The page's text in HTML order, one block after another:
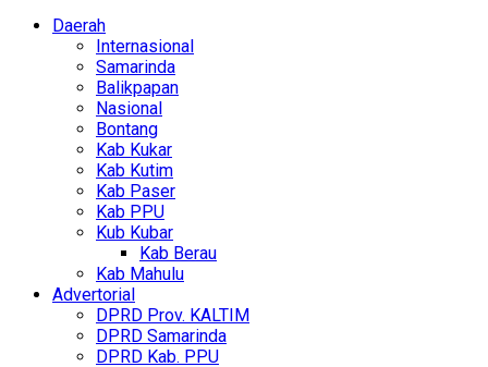
Daerah
Internasional
Samarinda
Balikpapan
Nasional
Bontang
Kab Kukar
Kab Kutim
Kab Paser
Kab PPU
Kub Kubar
Kab Berau
Kab Mahulu
Advertorial
DPRD Prov. KALTIM
DPRD Samarinda
DPRD Kab. PPU